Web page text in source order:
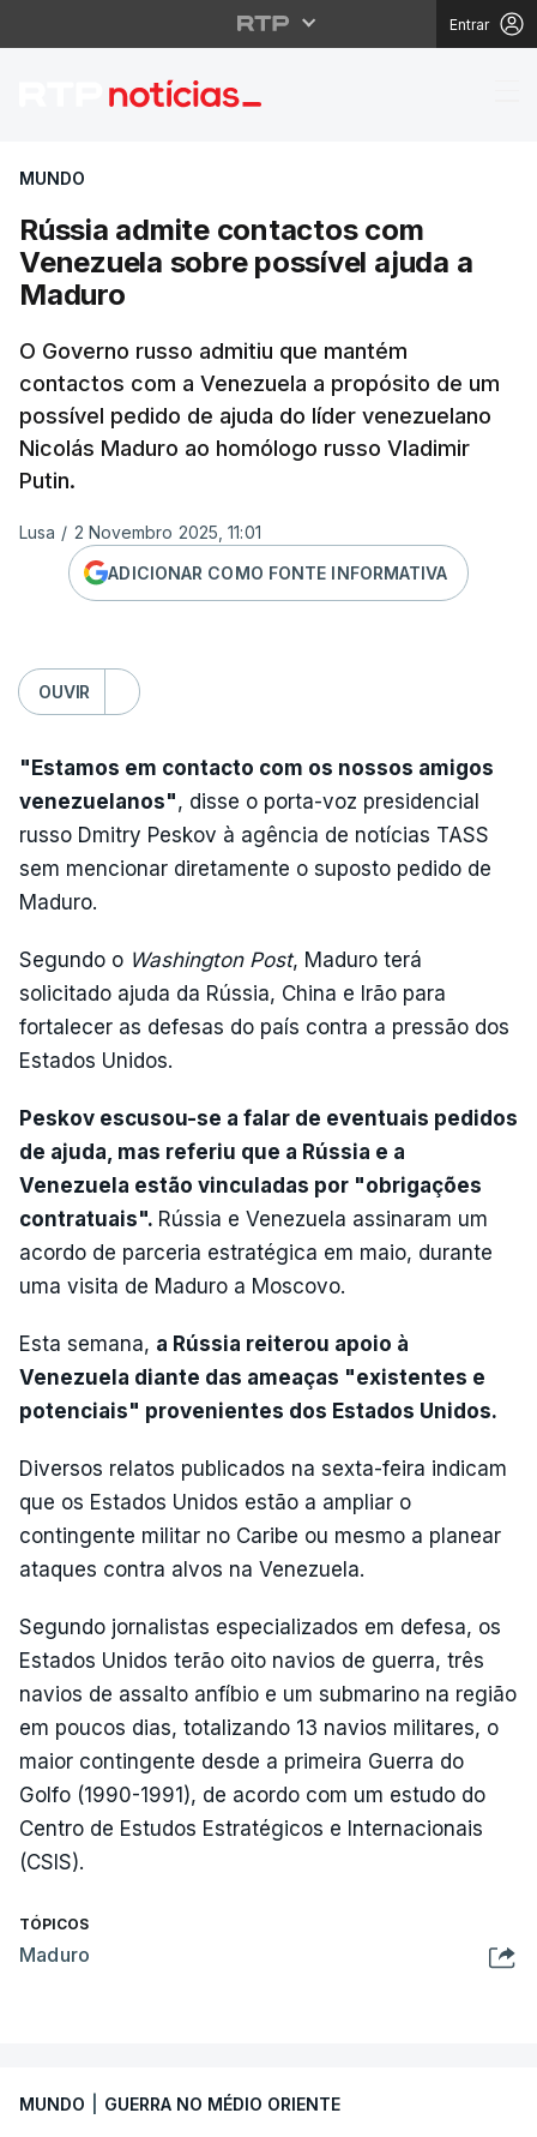
Entrar
Rússia admite
MUNDO
Rússia admite contactos com
Venezuela sobre possível ajuda a
Maduro
O Governo russo admitiu que mantém
contactos com a Venezuela a propósito de um
possível pedido de ajuda do líder venezuelano
Nicolás Maduro ao homólogo russo Vladimir
Putin.
Lusa / 2 Novembro 2025, 11:01
ADICIONAR COMO FONTE INFORMATIVA
OUVIR
"Estamos em contacto com os nossos amigos
venezuelanos", disse o porta-voz presidencial
russo Dmitry Peskov à agência de notícias TASS
sem mencionar diretamente o suposto pedido de
Maduro.
Segundo o Washington Post, Maduro terá
solicitado ajuda da Rússia, China e Irão para
fortalecer as defesas do país contra a pressão dos
Estados Unidos.
Peskov escusou-se a falar de eventuais pedidos
de ajuda, mas referiu que a Rússia e a
Venezuela estão vinculadas por "obrigações
contratuais". Rússia e Venezuela assinaram um
acordo de parceria estratégica em maio, durante
uma visita de Maduro a Moscovo.
Esta semana, a Rússia reiterou apoio à
Venezuela diante das ameaças "existentes e
potenciais" provenientes dos Estados Unidos.
Diversos relatos publicados na sexta-feira indicam
que os Estados Unidos estão a ampliar o
contingente militar no Caribe ou mesmo a planear
ataques contra alvos na Venezuela.
Segundo jornalistas especializados em defesa, os
Estados Unidos terão oito navios de guerra, três
navios de assalto anfíbio e um submarino na região
em poucos dias, totalizando 13 navios militares, o
maior contingente desde a primeira Guerra do
Golfo (1990-1991), de acordo com um estudo do
Centro de Estudos Estratégicos e Internacionais
(CSIS).
TÓPICOS
Maduro
MUNDO GUERRA NO MÉDIO ORIENTE